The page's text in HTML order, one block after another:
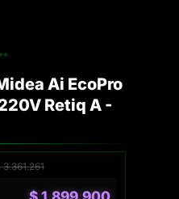
Ai EcoPro
Retiq A -
3.361.261